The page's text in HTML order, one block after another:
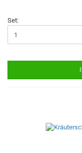
Set: